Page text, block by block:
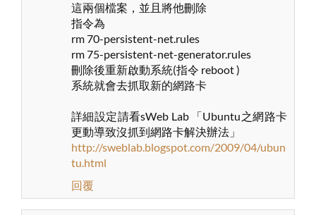
這兩個檔案，並且將他刪除
指令為
rm 70-persistent-net.rules
rm 75-persistent-net-generator.rules
刪除後重新啟動系統(指令 reboot )
系統就會去抓取新的網路卡
詳細設定請看sWeb Lab 「Ubuntu之網路卡
更動導致沒抓到網路卡解決辦法」
http://sweblab.blogspot.com/2009/04/ubun
tu.html
回覆